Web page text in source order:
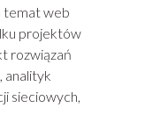
temat web
projektów
rozwiązań
analityk
sieciowych,